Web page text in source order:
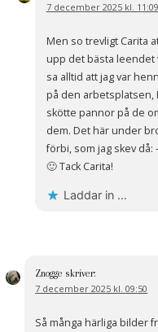
7 december 2025 kl. 11:09
Men so trevligt Carita
upp det bästa leendet
sa alltid att jag var
på den arbetsplatsen,
skötte pannor på de
dem. Det här under
förbi, som jag skev
🙂 Tack Carita!
Laddar in …
Znogge skriver:
7 december 2025 kl. 09:50
Så många härliga bilder